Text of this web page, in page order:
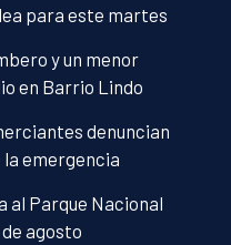
para este martes
y un menor
en Barrio Lindo
denuncian
emergencia
al Parque Nacional
agosto